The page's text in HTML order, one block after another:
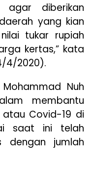
agar diberikan
yang kian
tukar rupiah
kertas,” kata
4/2020).
Nuh
membantu
Covid-19 di
saat ini telah
dengan jumlah